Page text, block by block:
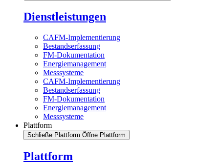
Dienstleistungen
CAFM-Implementierung
Bestandserfassung
FM-Dokumentation
Energiemanagement
Messsysteme
CAFM-Implementierung
Bestandserfassung
FM-Dokumentation
Energiemanagement
Messsysteme
Plattform
Schließe Plattform Öffne Plattform
Plattform